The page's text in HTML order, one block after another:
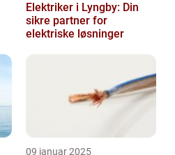
Elektriker i Lyngby: Din
sikre partner for
elektriske løsninger
09 januar 2025